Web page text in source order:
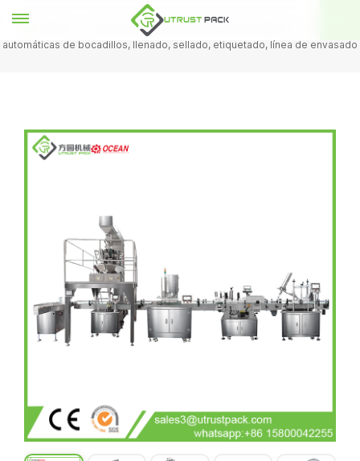
Línea de envasado de alimentos enlatados
automáticas de bocadillos, llenado, sellado, etiquetado, línea de envasado